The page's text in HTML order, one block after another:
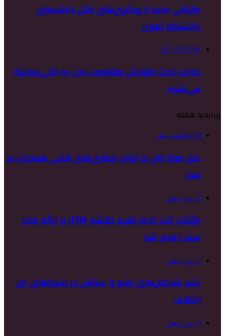
جزئیاتی جدید از پیگیری‌های قتل دانشجوی
دانشگاه تهران
۱۴۰۲/۱۲/۱۷
دیابت باعث افزایش مقاومت بدن به آنتی‌بیوتیک
می‌شود
پربازدید هفته
50 دقیقه پیش
علل مرگ زنان در ایران؛ بیماری‌های قلبی همچنان در
صدر
1 روز پیش
جزئیات ثبت ادعا، تهیه نقشه UTM و ارائه مادر
سند اعلام شد
2 روز پیش
رشد شاخص‌های صلح و سازش در شوراهای حل
اختلاف
3 روز پیش